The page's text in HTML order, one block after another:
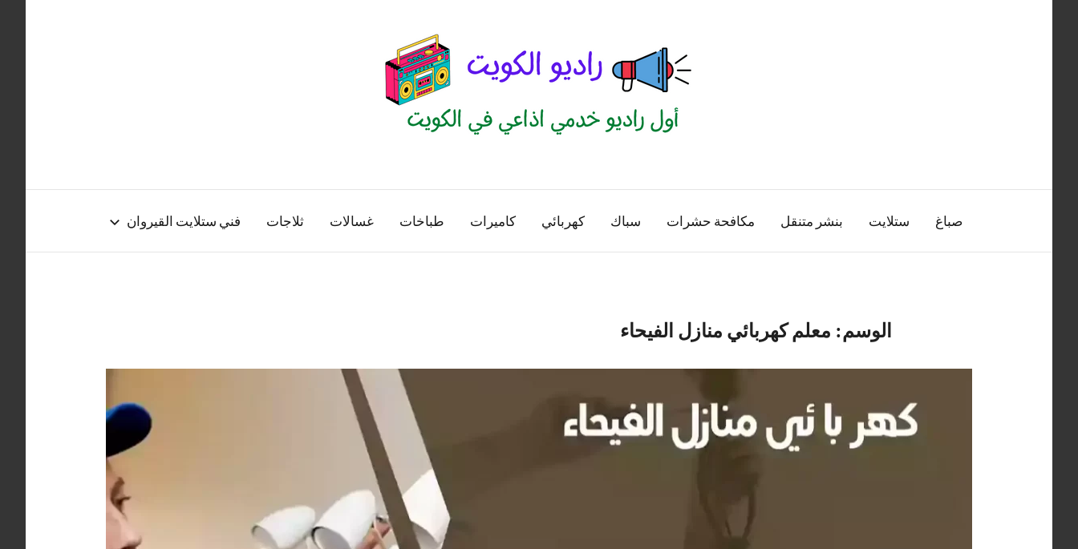
الكويت
منصة
اذاعية
صباغ ستلايت بنشر متنقل مكافحة حشرات سباك كهربائي كاميرات طباخات غسالات ثلاجات فني ستلايت القيروان
الوسم: معلم كهربائي منازل الفيحاء